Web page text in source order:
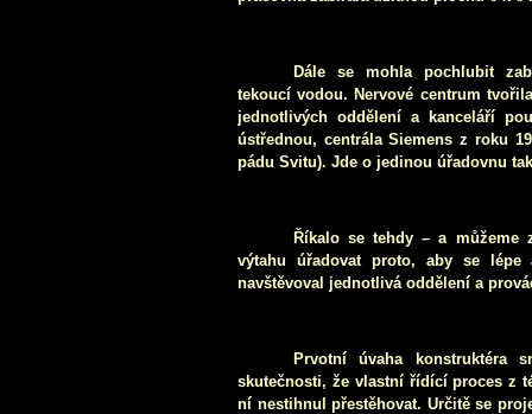
Dále se mohla pochlubit
tekoucí vodou. Nervové centrum
jednotlivých oddělení a kanceláří
ústřednou, centrála Siemens z roku
pádu Svitu). Jde o jedinou úřadovnu
Říkalo se tehdy – a můžeme
výtahu úřadovat proto, aby se lépe
navštěvoval jednotlivá oddělení a
Prvotní úvaha konstruktéra
skutečnosti, že vlastní řídící proces z
ní nestihnul přestěhovat. Určitě se